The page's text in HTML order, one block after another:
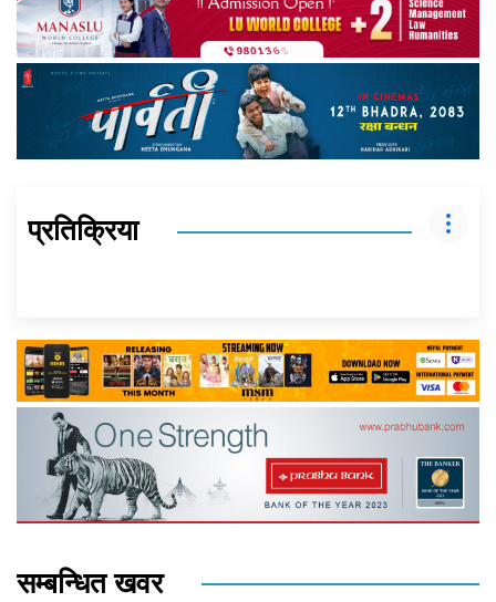
प्रतिक्रिया
सम्बन्धित खवर